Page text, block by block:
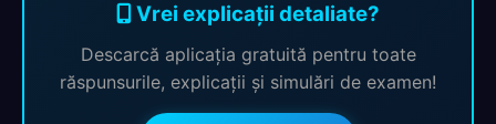
Vrei explicații detaliate?
Descarcă aplicația gratuită pentru toate
răspunsurile, explicații și simulări de examen!